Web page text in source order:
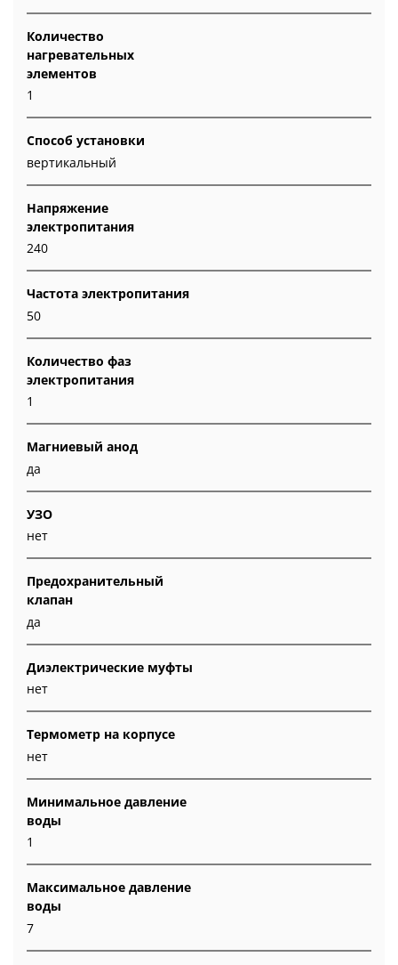
Количество
нагревательных
элементов
1
Способ установки
вертикальный
Напряжение
электропитания
240
Частота электропитания
50
Количество фаз
электропитания
1
Магниевый анод
да
УЗО
нет
Предохранительный
клапан
да
Диэлектрические муфты
нет
Термометр на корпусе
нет
Минимальное давление
воды
1
Максимальное давление
воды
7